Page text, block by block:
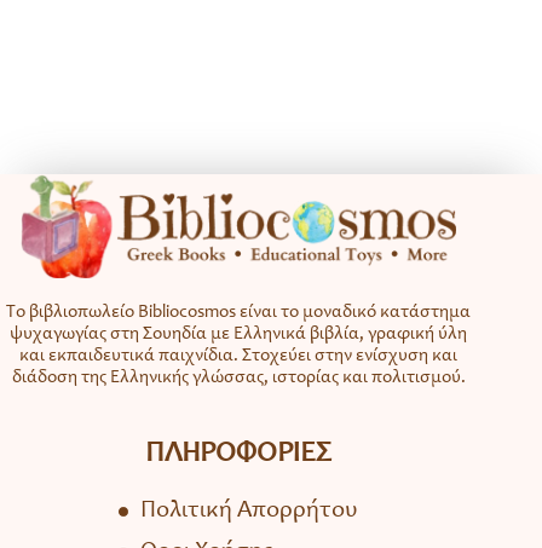
Το βιβλιοπωλείο Bibliocosmos είναι το μοναδικό κατάστημα
ψυχαγωγίας στη Σουηδία με Ελληνικά βιβλία, γραφική ύλη
και εκπαιδευτικά παιχνίδια. Στοχεύει στην ενίσχυση και
διάδοση της Ελληνικής γλώσσας, ιστορίας και πολιτισμού.
ΠΛΗΡΟΦΟΡΙΕΣ
Πολιτική Απορρήτου